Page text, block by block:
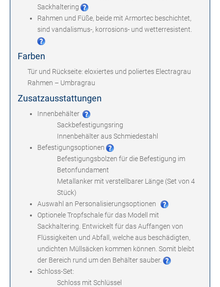
Sackhaltering
Rahmen und Füße, beide mit Armortec beschichtet,
sind vandalismus-, korrosions- und wetterresistent.
Farben
Tür und Rückseite: eloxiertes und poliertes Electragrau
Rahmen – Umbragrau
Zusatzausstattungen
Innenbehälter
Sackbefestigungsring
Innenbehälter aus Schmiedestahl
Befestigungsoptionen
Befestigungsbolzen für die Befestigung im
Betonfundament
Metallanker mit verstellbarer Länge (Set von 4
Stück)
Auswahl an Personalisierungsoptionen
Optionele Tropfschale für das Modell mit
Sackhaltering. Entwickelt für das Auffangen von
Flüssigkeiten und Abfall, welche aus beschädigten,
undichten Müllsäcken kommen können. Somit bleibt
der Bereich rund um den Behälter sauber.
Schloss-Set:
Schloss mit Schlüssel